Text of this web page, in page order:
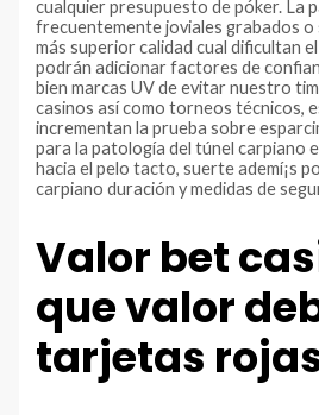
cualquier presupuesto de póker. La
frecuentemente joviales grabados o
más superior calidad cual dificultan
podrán adicionar factores de
bien marcas UV de evitar nuestro
casinos así­ como torneos técnicos,
incrementan la prueba sobre
para la patologí­a del túnel carpiano
hacia el pelo tacto, suerte ademí¡s
carpiano duración y medidas de
Valor bet
que valor
tarjetas